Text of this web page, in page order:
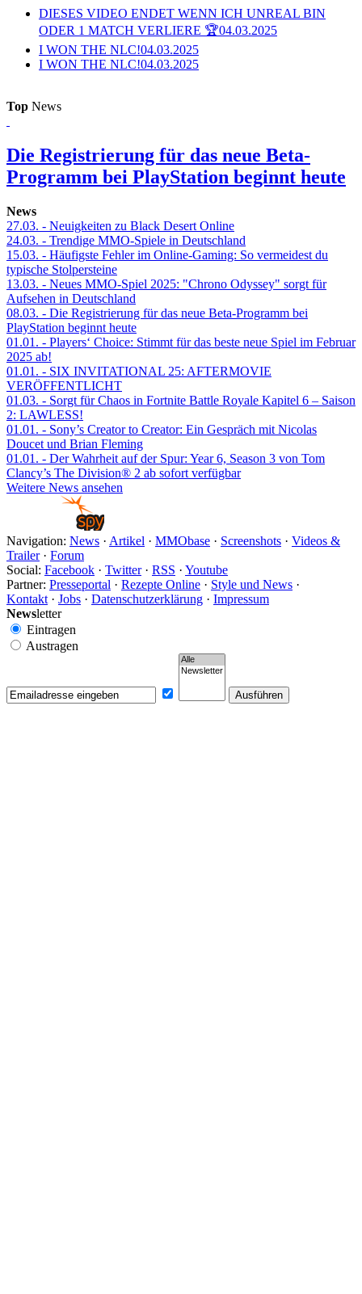
DIESES VIDEO ENDET WENN ICH UNREAL BIN
ODER 1 MATCH VERLIERE 🏆04.03.2025
I WON THE NLC!04.03.2025
I WON THE NLC!04.03.2025
Top News
Die Registrierung für das neue Beta-
Programm bei PlayStation beginnt heute
News
27.03. - Neuigkeiten zu Black Desert Online
24.03. - Trendige MMO-Spiele in Deutschland
15.03. - Häufigste Fehler im Online-Gaming: So vermeidest du
typische Stolpersteine
13.03. - Neues MMO-Spiel 2025: "Chrono Odyssey" sorgt für
Aufsehen in Deutschland
08.03. - Die Registrierung für das neue Beta-Programm bei
PlayStation beginnt heute
01.01. - Players‘ Choice: Stimmt für das beste neue Spiel im Februar
2025 ab!
01.01. - SIX INVITATIONAL 25: AFTERMOVIE
VERÖFFENTLICHT
01.03. - Sorgt für Chaos in Fortnite Battle Royale Kapitel 6 – Saison
2: LAWLESS!
01.01. - Sony’s Creator to Creator: Ein Gespräch mit Nicolas
Doucet und Brian Fleming
01.01. - Der Wahrheit auf der Spur: Year 6, Season 3 von Tom
Clancy’s The Division® 2 ab sofort verfügbar
Weitere News ansehen
Navigation: News · Artikel · MMObase · Screenshots · Videos &
Trailer· Forum
Social: Facebook · Twitter· RSS · Youtube
Partner: Presseportal · Rezepte Online · Style und News ·
Kontakt · Jobs · Datenschutzerklärung · Impressum
Newsletter
Eintragen
Austragen